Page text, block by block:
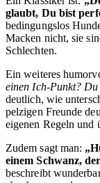
glaubt, Du bist
bedingungslos
Macken nicht, sie
Schlechten.
Ein weiteres
einen Ich-Punkt?
deutlich, wie
pelzigen Freunde
eigenen Regeln und
Zudem sagt man:
einem Schwanz,
beschreibt